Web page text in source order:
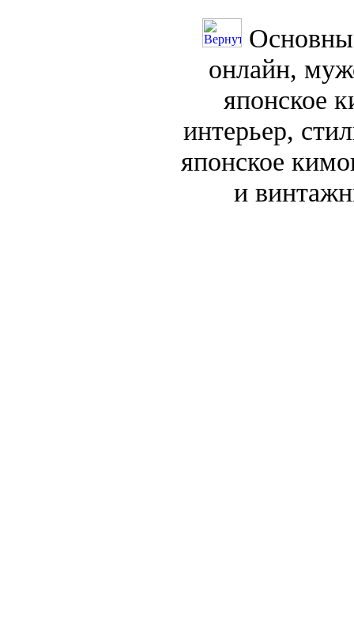
онлайн,
японское
интерьер,
японское
и